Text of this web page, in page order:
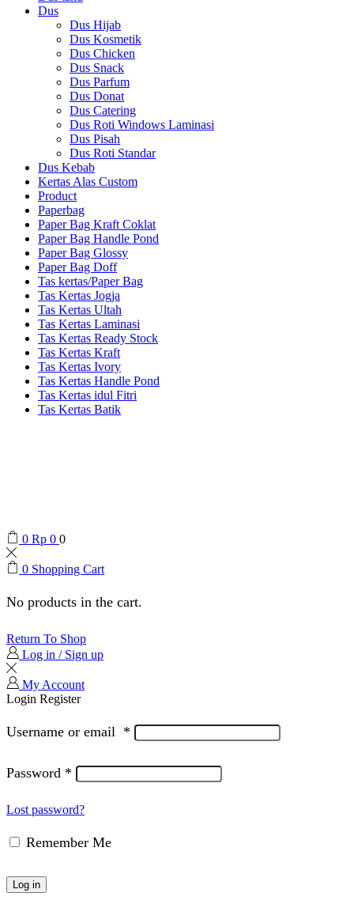
Dus
Dus Hijab
Dus Kosmetik
Dus Chicken
Dus Snack
Dus Parfum
Dus Donat
Dus Catering
Dus Roti Windows Laminasi
Dus Pisah
Dus Roti Standar
Dus Kebab
Kertas Alas Custom
Product
Paperbag
Paper Bag Kraft Coklat
Paper Bag Handle Pond
Paper Bag Glossy
Paper Bag Doff
Tas kertas/Paper Bag
Tas Kertas Jogja
Tas Kertas Ultah
Tas Kertas Laminasi
Tas Kertas Ready Stock
Tas Kertas Kraft
Tas Kertas Ivory
Tas Kertas Handle Pond
Tas Kertas idul Fitri
Tas Kertas Batik
0 Rp 0 0
0 Shopping Cart
No products in the cart.
Return To Shop
Log in / Sign up
My Account
Login Register
Username or email *
Password *
Lost password?
Remember Me
Log in